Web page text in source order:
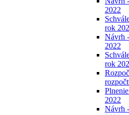
2022
rok
Návrh
2022
rok
2022
Návrh